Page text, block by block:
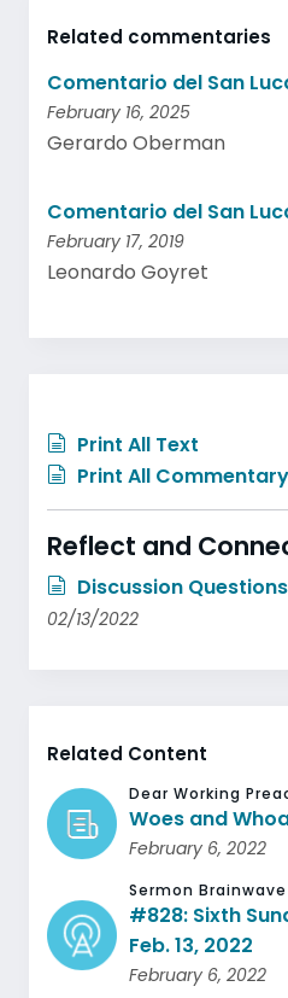
Related commentaries
Comentario del San
February 16, 2025
Gerardo Oberman
Comentario del San
February 17, 2019
Leonardo Goyret
Print All Text
Print All Commentary
Reflect and
Discussion
02/13/2022
Related Content
Dear Working
Woes and
February 6, 2022
Sermon Brainwave
#828: Sixth
Feb. 13, 2022
February 6, 2022